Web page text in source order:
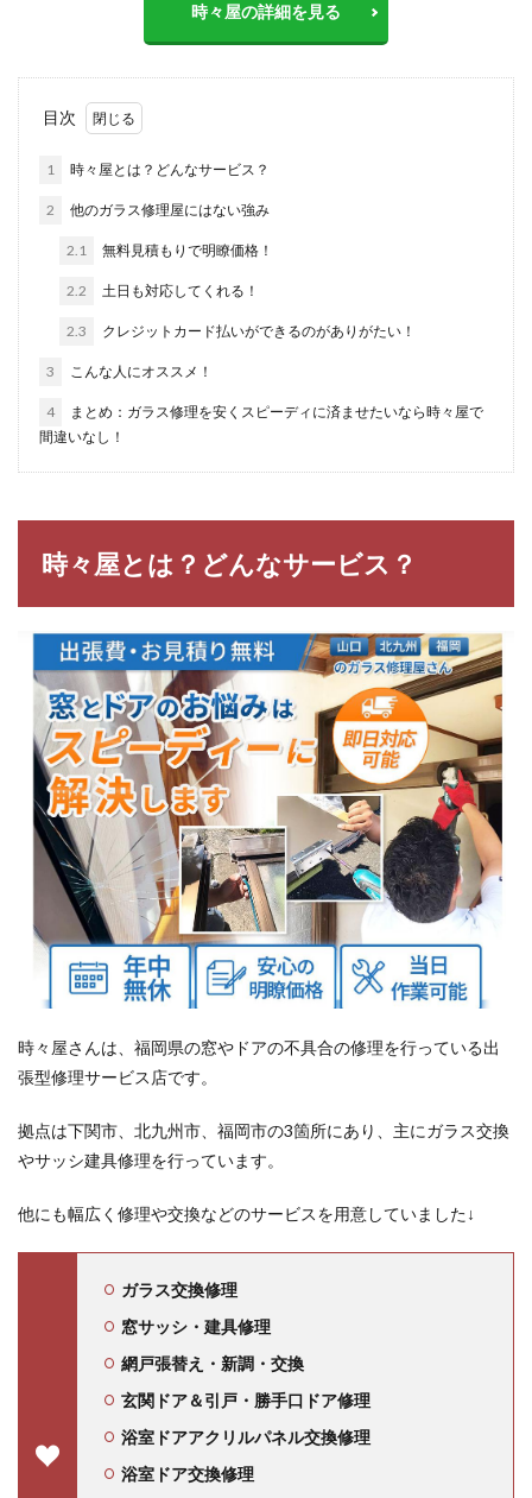
時々屋の詳細を見る
目次
1 時々屋とは？どんなサービス？
2 他のガラス修理屋にはない強み
2.1 無料見積もりで明瞭価格！
2.2 土日も対応してくれる！
2.3 クレジットカード払いができるのがありがたい！
3 こんな人にオススメ！
4
まとめ：ガラス修理を安くスピーディに済ませたいなら時々屋で
間違いなし！
時々屋とは？どんなサービス？
時々屋さんは、福岡県の窓やドアの不具合の修理を行っている出
張型修理サービス店です。
拠点は下関市、北九州市、福岡市の3箇所にあり、主にガラス交換
やサッシ建具修理を行っています。
他にも幅広く修理や交換などのサービスを用意していました↓
ガラス交換修理
窓サッシ・建具修理
網戸張替え・新調・交換
玄関ドア＆引戸・勝手口ドア修理
浴室ドアアクリルパネル交換修理
浴室ドア交換修理